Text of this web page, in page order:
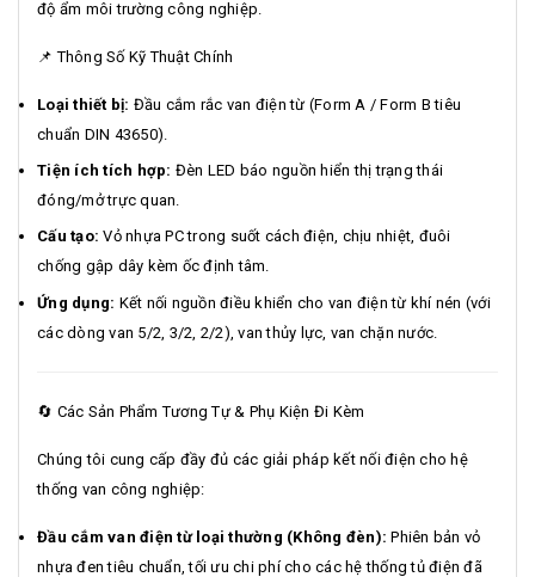
độ ẩm môi trường công nghiệp.
📌 Thông Số Kỹ Thuật Chính
Loại thiết bị: Đầu cắm rắc van điện từ (Form A / Form B tiêu
chuẩn DIN 43650).
Tiện ích tích hợp: Đèn LED báo nguồn hiển thị trạng thái
đóng/mở trực quan.
Cấu tạo: Vỏ nhựa PC trong suốt cách điện, chịu nhiệt, đuôi
chống gập dây kèm ốc định tâm.
Ứng dụng: Kết nối nguồn điều khiển cho van điện từ khí nén (với
các dòng van 5/2, 3/2, 2/2), van thủy lực, van chặn nước.
🔄 Các Sản Phẩm Tương Tự & Phụ Kiện Đi Kèm
Chúng tôi cung cấp đầy đủ các giải pháp kết nối điện cho hệ
thống van công nghiệp:
Đầu cắm van điện từ loại thường (Không đèn): Phiên bản vỏ
nhựa đen tiêu chuẩn, tối ưu chi phí cho các hệ thống tủ điện đã